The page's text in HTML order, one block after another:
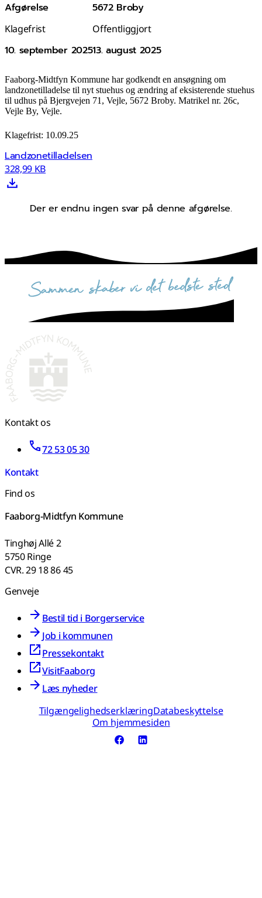
Afgørelse 5672 Broby
Klagefrist
10. september 2025
Offentliggjort
13. august 2025
Faaborg-Midtfyn Kommune har godkendt en ansøgning om
landzonetilladelse til nyt stuehus og ændring af eksisterende stuehus
til udhus på Bjergvejen 71, Vejle, 5672 Broby. Matrikel nr. 26c,
Vejle By, Vejle.
Klagefrist: 10.09.25
Landzonetilladelsen
328,99 KB
Der er endnu ingen svar på denne afgørelse.
sammen skaber vi det bedste sted
Kontakt os
72 53 05 30
Kontakt
Find os
Faaborg-Midtfyn Kommune
Tinghøj Allé 2
5750 Ringe
CVR. 29 18 86 45
Genveje
Bestil tid i Borgerservice
Job i kommunen
Pressekontakt
VisitFaaborg
Læs nyheder
TilgængelighedserklæringDatabeskyttelse
Om hjemmesiden